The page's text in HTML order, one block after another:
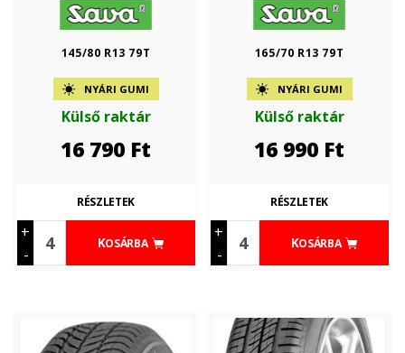
145/80 R13 79T
NYÁRI GUMI
Külső raktár
16 790 Ft
+
-
KOSÁRBA
RÉSZLETEK
165/70 R13 79T
NYÁRI GUMI
Külső raktár
16 990 Ft
+
-
KOSÁRBA
RÉSZLETEK